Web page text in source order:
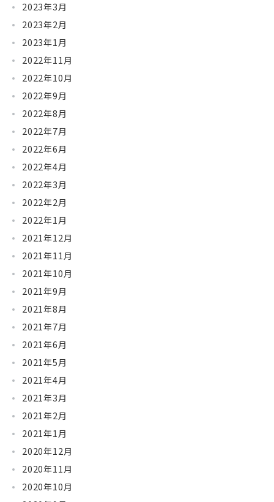
2023年3月
2023年2月
2023年1月
2022年11月
2022年10月
2022年9月
2022年8月
2022年7月
2022年6月
2022年4月
2022年3月
2022年2月
2022年1月
2021年12月
2021年11月
2021年10月
2021年9月
2021年8月
2021年7月
2021年6月
2021年5月
2021年4月
2021年3月
2021年2月
2021年1月
2020年12月
2020年11月
2020年10月